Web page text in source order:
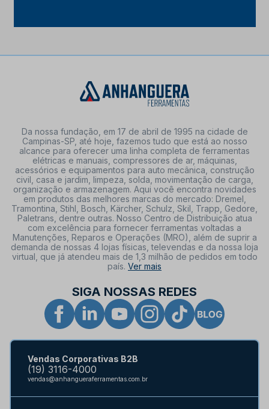
Da nossa fundação, em 17 de abril de 1995 na cidade de
Campinas-SP, até hoje, fazemos tudo que está ao nosso
alcance para oferecer uma linha completa de ferramentas
elétricas e manuais, compressores de ar, máquinas,
acessórios e equipamentos para auto mecânica, construção
civil, casa e jardim, limpeza, solda, movimentação de carga,
organização e armazenagem. Aqui você encontra novidades
em produtos das melhores marcas do mercado: Dremel,
Tramontina, Stihl, Bosch, Kärcher, Schulz, Skil, Trapp, Gedore,
Paletrans, dentre outras. Nosso Centro de Distribuição atua
com excelência para fornecer ferramentas voltadas a
Manutenções, Reparos e Operações (MRO), além de suprir a
demanda de nossas 4 lojas físicas, televendas e da nossa loja
virtual, que já atendeu mais de 1,3 milhão de pedidos em todo
país. Ver mais
SIGA NOSSAS REDES
Vendas Corporativas B2B
(19) 3116-4000
vendas@anhangueraferramentas.com.br